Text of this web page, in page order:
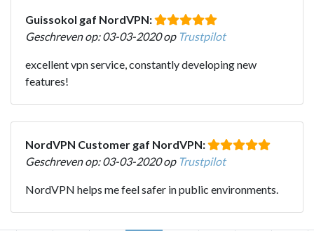
Guissokol gaf NordVPN:
Geschreven op: 03-03-2020 op Trustpilot
excellent vpn service, constantly developing new
features!
NordVPN Customer gaf NordVPN:
Geschreven op: 03-03-2020 op Trustpilot
NordVPN helps me feel safer in public environments.